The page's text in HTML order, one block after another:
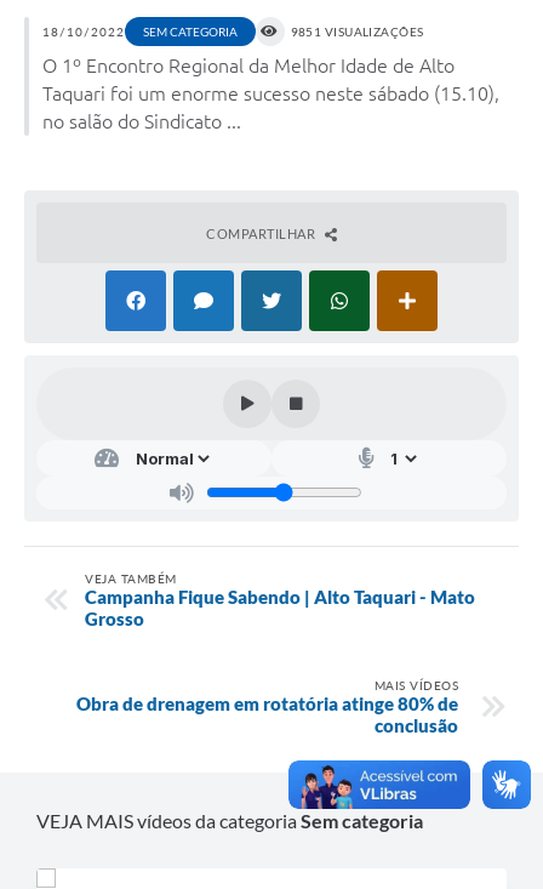
18/10/2022 SEM CATEGORIA 9851 VISUALIZAÇÕES
O 1º Encontro Regional da Melhor Idade de Alto
Taquari foi um enorme sucesso neste sábado (15.10),
no salão do Sindicato ...
COMPARTILHAR
VEJA TAMBÉM
Campanha Fique Sabendo | Alto Taquari - Mato
Grosso
MAIS VÍDEOS
Obra de drenagem em rotatória atinge 80% de
conclusão
VEJA MAIS vídeos da categoriaSem categoria